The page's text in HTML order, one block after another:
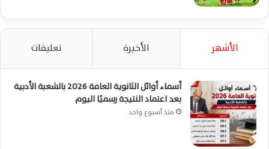
الأشهر الأخيرة تعليقات
أسماء أوائل الثانوية العامة 2026 بالشعبة الأدبية
بعد اعتماد النتيجة رسميًا اليوم
منذ أسبوع واحد